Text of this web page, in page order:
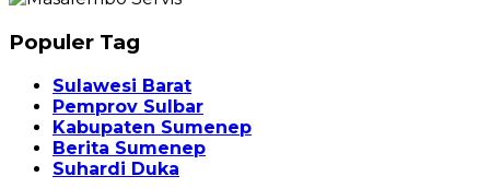
Populer Tag
Sulawesi Barat
Pemprov Sulbar
Kabupaten Sumenep
Berita Sumenep
Suhardi Duka